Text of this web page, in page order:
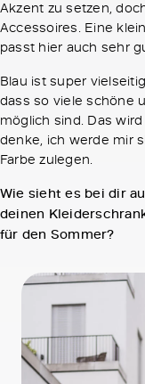
Akzent zu setzen,
Accessoires. Eine
passt hier auch sehr
Blau ist super
dass so viele schöne
möglich sind. Das
denke, ich werde mir
Farbe zulegen.
Wie sieht es bei dir
deinen
für den Sommer?